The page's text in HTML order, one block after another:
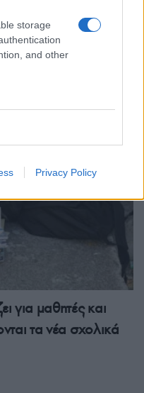
storage
and other
Privacy Policy
στο Σαρακήνικο
για μαθητές και
τα νέα σχολικά